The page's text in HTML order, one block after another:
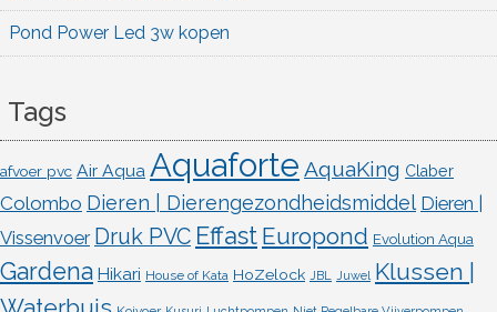
Pond Power Led 3w kopen
Tags
afvoer pvc Air Aqua Aquaforte AquaKing Claber
Colombo Dieren | Dierengezondheidsmiddel Dieren |
Vissenvoer Druk PVC Effast Europond Evolution Aqua
Gardena Hikari House of Kata HoZelock JBL Juwel Klussen |